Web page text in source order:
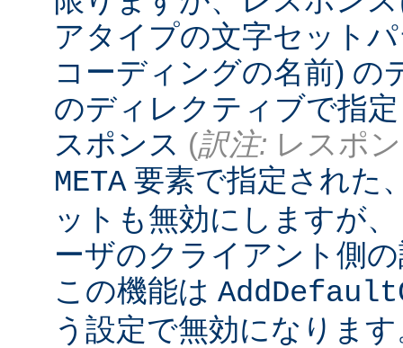
アタイプの文字セット
コーディングの名前) の
のディレクティブで指
スポンス (訳注: レスポ
META 要素で指定された
ットも無効にしますが
ーザのクライアント側
この機能は
う設定で無効になりま